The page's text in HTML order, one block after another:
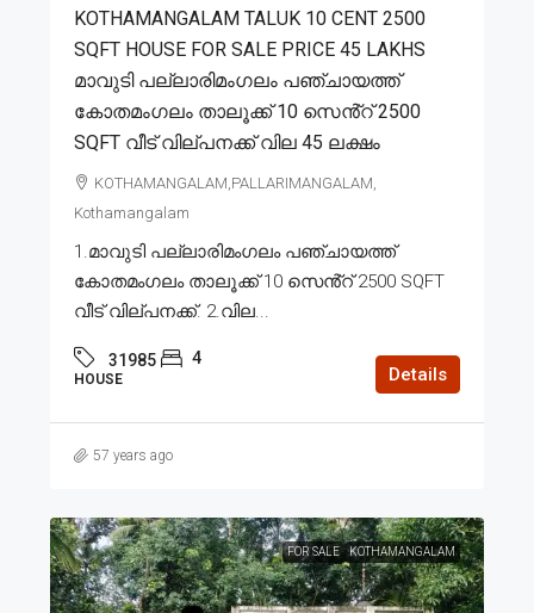
KOTHAMANGALAM TALUK 10 CENT 2500
SQFT HOUSE FOR SALE PRICE 45 LAKHS
മാവുടി പല്ലാരിമംഗലം പഞ്ചായത്ത്
കോതമംഗലം താലൂക്ക് 10 സെൻ്റ് 2500
SQFT വീട് വില്പനക്ക് വില 45 ലക്ഷം
KOTHAMANGALAM,PALLARIMANGALAM,
Kothamangalam
1.മാവുടി പല്ലാരിമംഗലം പഞ്ചായത്ത്
കോതമംഗലം താലൂക്ക് 10 സെൻ്റ് 2500 SQFT
വീട് വില്പനക്ക്. 2.വില...
31985 4
HOUSE Details
57 years ago
FOR SALE KOTHAMANGALAM